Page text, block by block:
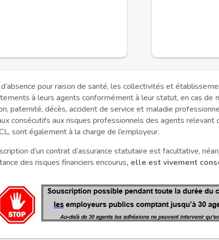
d’absence pour raison de santé, les collectivités et
à leurs agents conformément à leur statut, en cas de
paternité, décès, accident de service et maladie
consécutifs aux risques professionnels des agents relevant
sont également à la charge de l’employeur.
d’un contrat d’assurance statutaire est facultative,
des risques financiers encourus, elle est vivement